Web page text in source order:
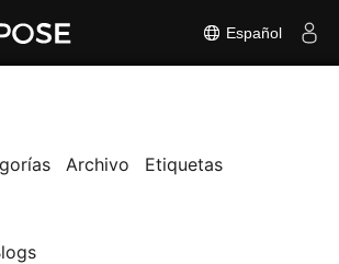
Español
Archivo Etiquetas